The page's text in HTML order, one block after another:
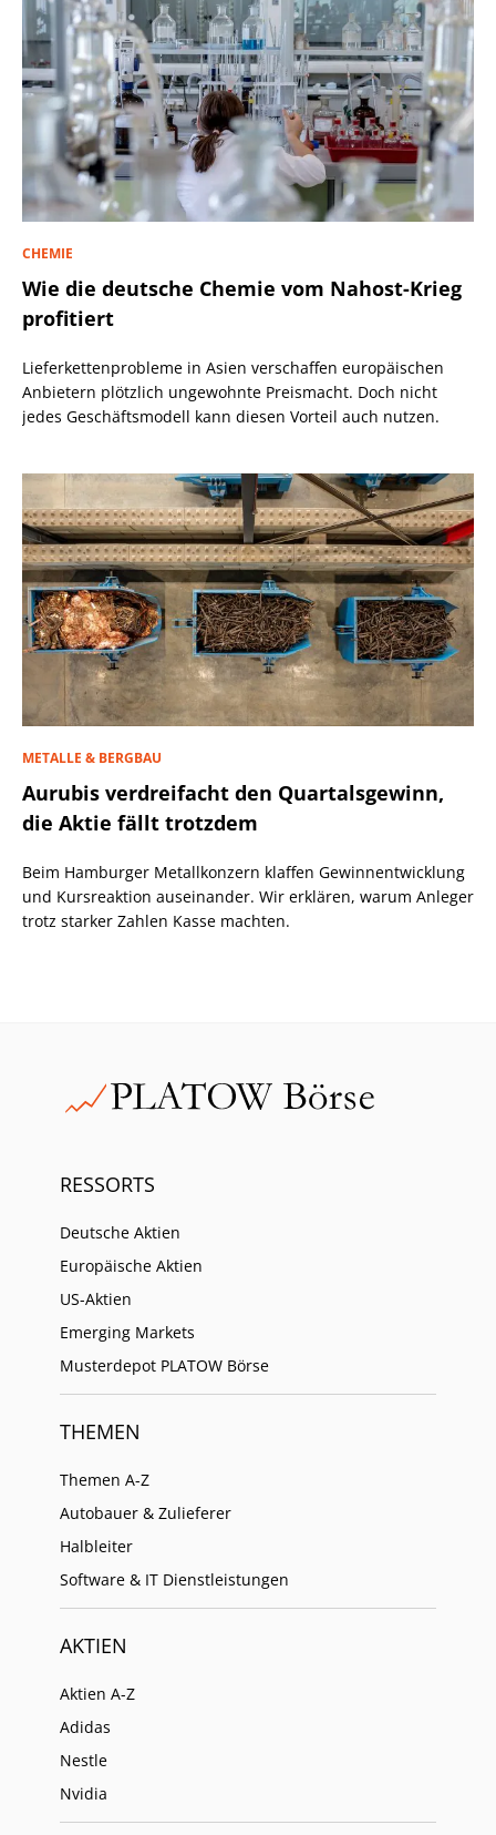
CHEMIE
Wie die deutsche Chemie vom Nahost-Krieg
profitiert
Lieferkettenprobleme in Asien verschaffen europäischen
Anbietern plötzlich ungewohnte Preismacht. Doch nicht
jedes Geschäftsmodell kann diesen Vorteil auch nutzen.
METALLE & BERGBAU
Aurubis verdreifacht den Quartalsgewinn,
die Aktie fällt trotzdem
Beim Hamburger Metallkonzern klaffen Gewinnentwicklung
und Kursreaktion auseinander. Wir erklären, warum Anleger
trotz starker Zahlen Kasse machten.
RESSORTS
Deutsche Aktien
Europäische Aktien
US-Aktien
Emerging Markets
Musterdepot PLATOW Börse
THEMEN
Themen A-Z
Autobauer & Zulieferer
Halbleiter
Software & IT Dienstleistungen
AKTIEN
Aktien A-Z
Adidas
Nestle
Nvidia